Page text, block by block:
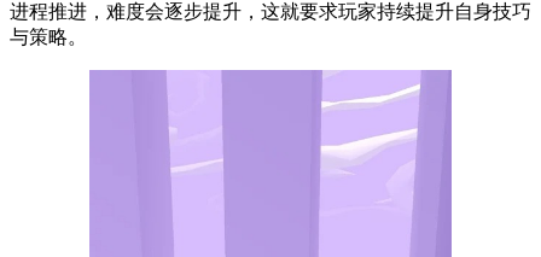
进程推进，难度会逐步提升，这就要求玩家持续提升自身技巧
与策略。